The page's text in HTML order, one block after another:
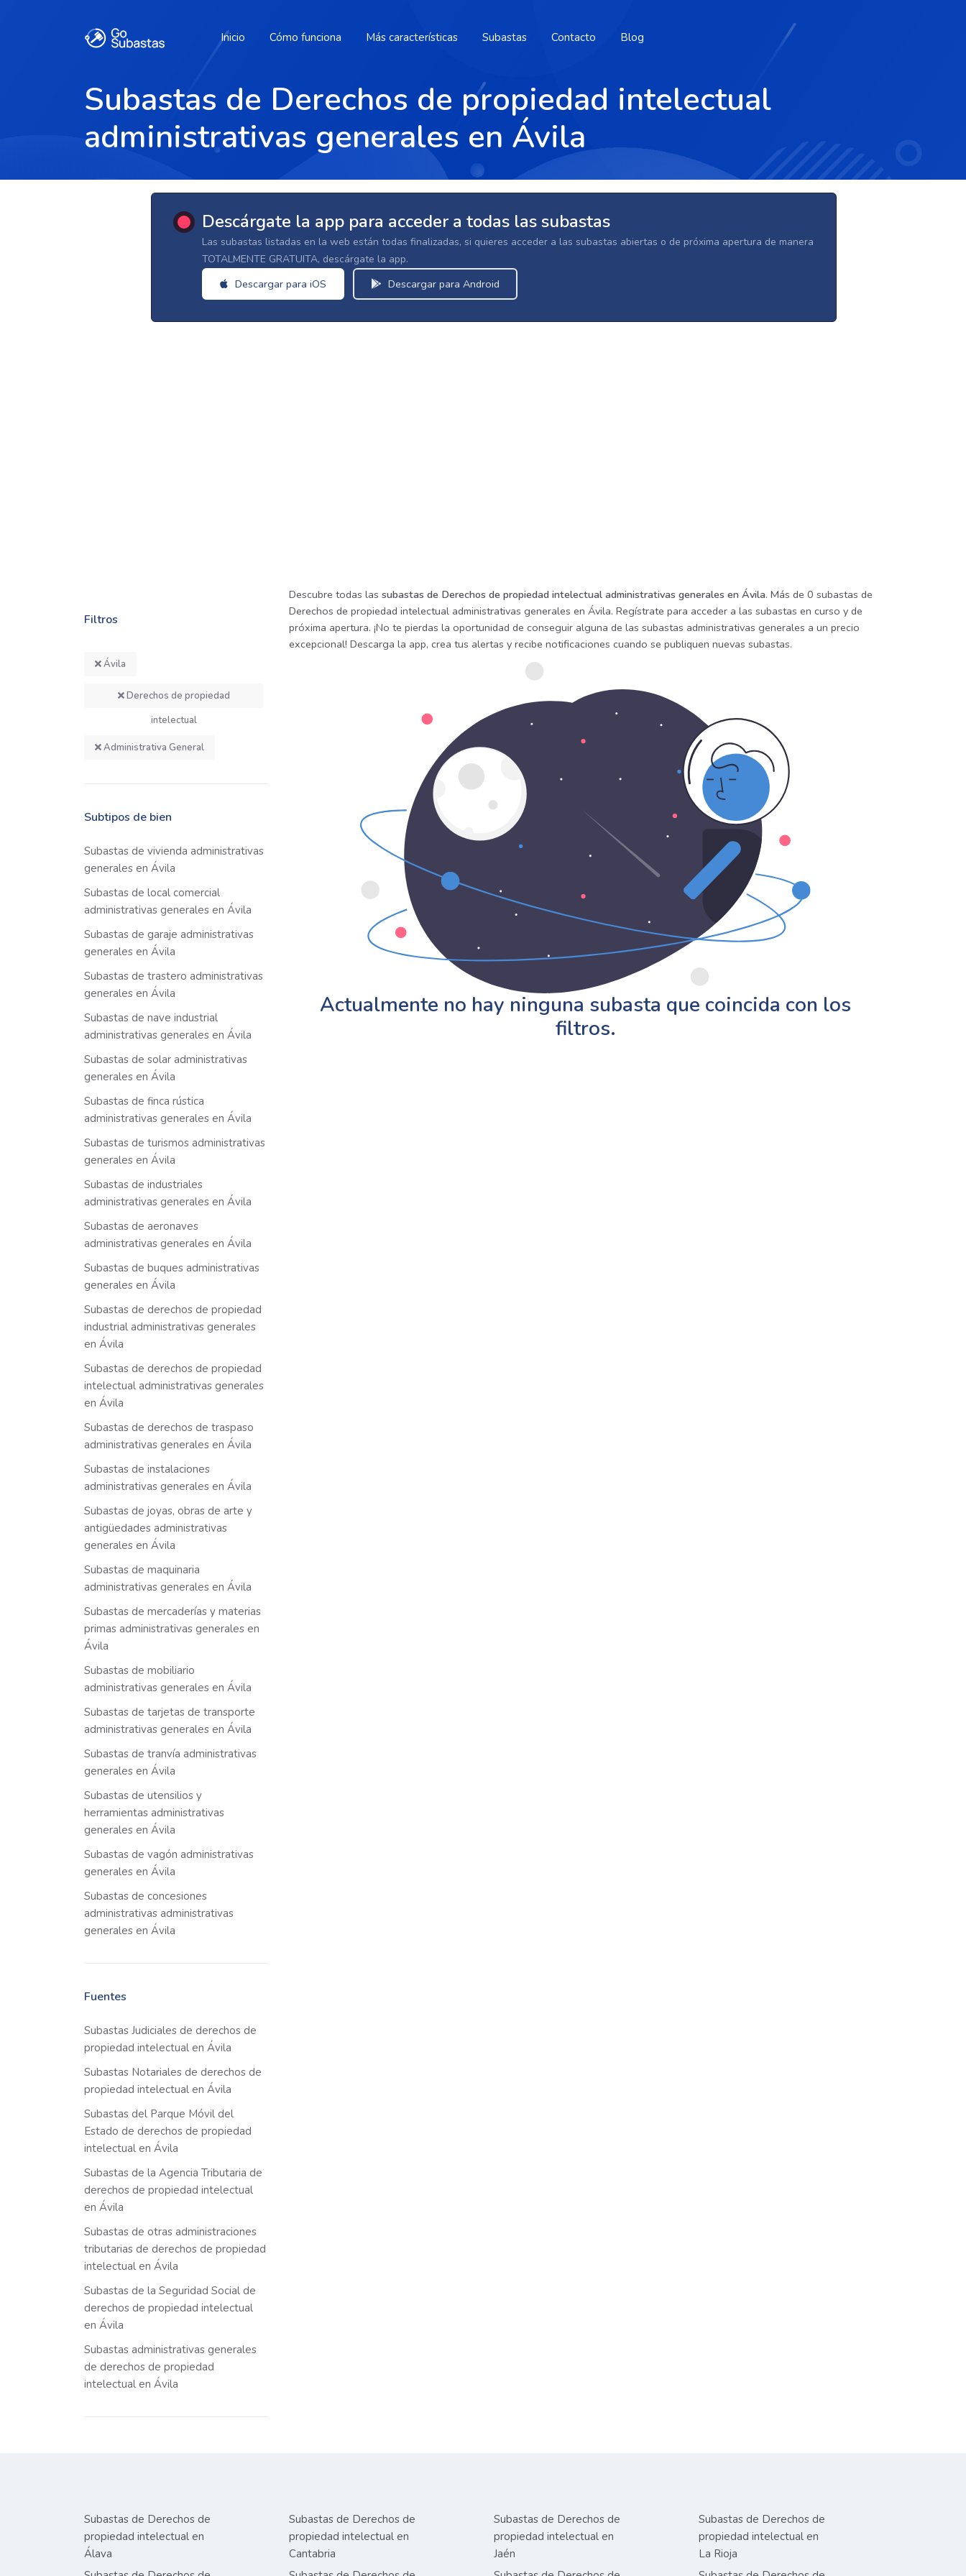
Inicio Cómo funciona Más características Subastas Contacto Blog
Subastas de Derechos de propiedad intelectual
administrativas generales en Ávila
Descárgate la app para acceder a todas las subastas
Las subastas listadas en la web están todas finalizadas, si quieres acceder a las subastas abiertas o de próxima apertura de manera
TOTALMENTE GRATUITA, descárgate la app.
Descargar para iOS Descargar para Android
Filtros
Ávila
Derechos de propiedad
intelectual
Administrativa General
Subtipos de bien
Subastas de vivienda administrativas
generales en Ávila
Subastas de local comercial
administrativas generales en Ávila
Subastas de garaje administrativas
generales en Ávila
Subastas de trastero administrativas
generales en Ávila
Subastas de nave industrial
administrativas generales en Ávila
Subastas de solar administrativas
generales en Ávila
Subastas de finca rústica
administrativas generales en Ávila
Subastas de turismos administrativas
generales en Ávila
Subastas de industriales
administrativas generales en Ávila
Subastas de aeronaves
administrativas generales en Ávila
Subastas de buques administrativas
generales en Ávila
Subastas de derechos de propiedad
industrial administrativas generales
en Ávila
Subastas de derechos de propiedad
intelectual administrativas generales
en Ávila
Subastas de derechos de traspaso
administrativas generales en Ávila
Subastas de instalaciones
administrativas generales en Ávila
Subastas de joyas, obras de arte y
antigüedades administrativas
generales en Ávila
Subastas de maquinaria
administrativas generales en Ávila
Subastas de mercaderías y materias
primas administrativas generales en
Ávila
Subastas de mobiliario
administrativas generales en Ávila
Subastas de tarjetas de transporte
administrativas generales en Ávila
Subastas de tranvía administrativas
generales en Ávila
Subastas de utensilios y
herramientas administrativas
generales en Ávila
Subastas de vagón administrativas
generales en Ávila
Subastas de concesiones
administrativas administrativas
generales en Ávila
Fuentes
Subastas Judiciales de derechos de
propiedad intelectual en Ávila
Subastas Notariales de derechos de
propiedad intelectual en Ávila
Subastas del Parque Móvil del
Estado de derechos de propiedad
intelectual en Ávila
Subastas de la Agencia Tributaria de
derechos de propiedad intelectual
en Ávila
Subastas de otras administraciones
tributarias de derechos de propiedad
intelectual en Ávila
Subastas de la Seguridad Social de
derechos de propiedad intelectual
en Ávila
Subastas administrativas generales
de derechos de propiedad
intelectual en Ávila
Descubre todas las subastas de Derechos de propiedad intelectual administrativas generales en Ávila. Más de 0 subastas de
Derechos de propiedad intelectual administrativas generales en Ávila. Regístrate para acceder a las subastas en curso y de
próxima apertura. ¡No te pierdas la oportunidad de conseguir alguna de las subastas administrativas generales a un precio
excepcional! Descarga la app, crea tus alertas y recibe notificaciones cuando se publiquen nuevas subastas.
Actualmente no hay ninguna subasta que coincida con los
filtros.
Subastas de Derechos de
propiedad intelectual en
Álava
Subastas de Derechos de
propiedad intelectual en
Cantabria
Subastas de Derechos de
propiedad intelectual en
Jaén
Subastas de Derechos de
propiedad intelectual en
La Rioja